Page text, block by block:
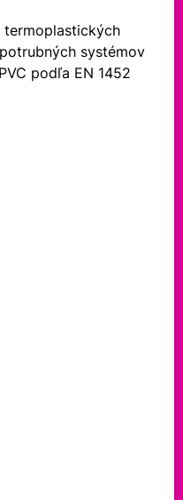
termoplastických
systémov
podľa EN 1452